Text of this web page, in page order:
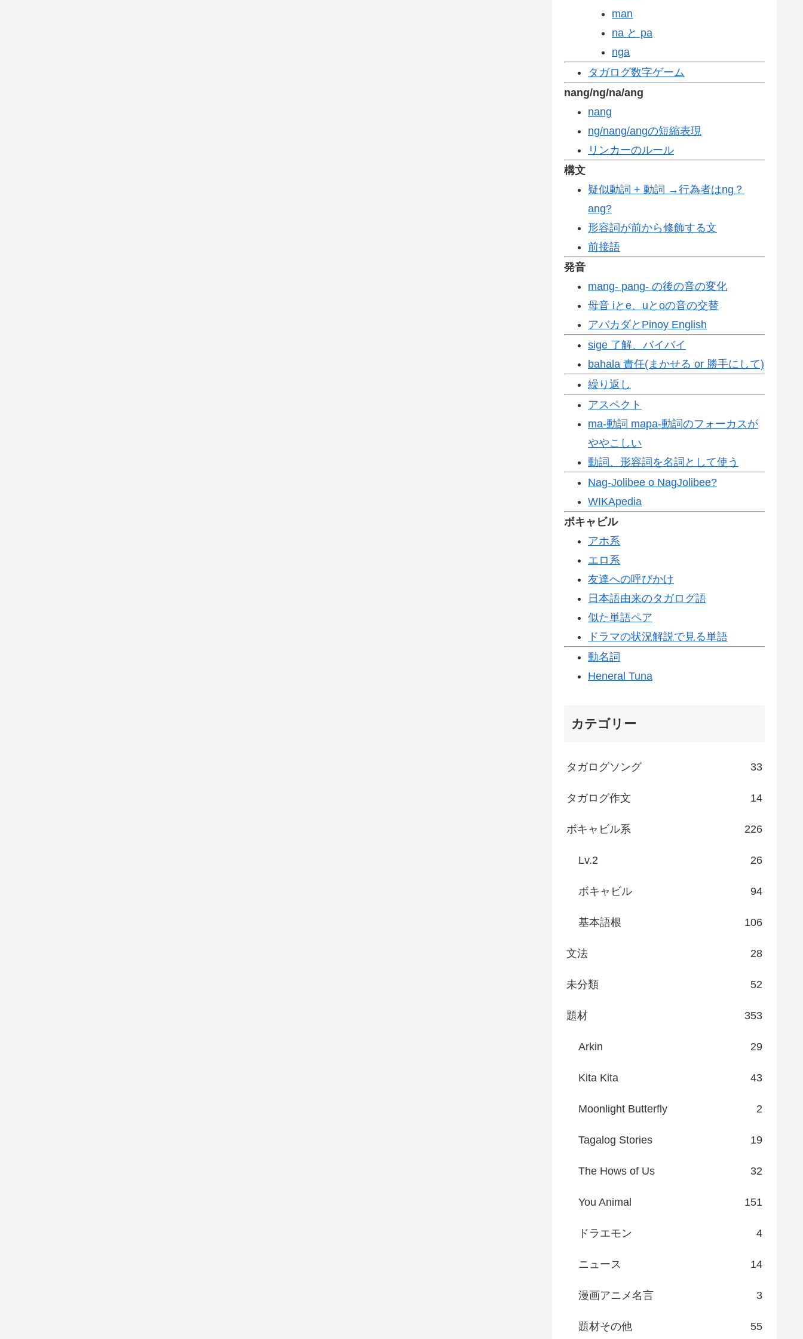
man
na と pa
nga
タガログ数字ゲーム
nang/ng/na/ang
nang
ng/nang/angの短縮表現
リンカーのルール
構文
疑似動詞 + 動詞 →行為者はng？
ang?
形容詞が前から修飾する文
前接語
発音
mang- pang- の後の音の変化
母音 iとe、uとoの音の交替
アバカダとPinoy English
sige 了解、バイバイ
bahala 責任(まかせる or 勝手にして)
繰り返し
アスペクト
ma-動詞 mapa-動詞のフォーカスが
ややこしい
動詞、形容詞を名詞として使う
Nag-Jolibee o NagJolibee?
WIKApedia
ボキャビル
アホ系
エロ系
友達への呼びかけ
日本語由来のタガログ語
似た単語ペア
ドラマの状況解説で見る単語
動名詞
Heneral Tuna
カテゴリー
タガログソング 33
タガログ作文 14
ボキャビル系 226
Lv.2 26
ボキャビル 94
基本語根 106
文法 28
未分類 52
題材 353
Arkin 29
Kita Kita 43
Moonlight Butterfly 2
Tagalog Stories 19
The Hows of Us 32
You Animal 151
ドラエモン 4
ニュース 14
漫画アニメ名言 3
題材その他 55